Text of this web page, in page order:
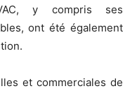
y compris ses
ont été également
et commerciales de